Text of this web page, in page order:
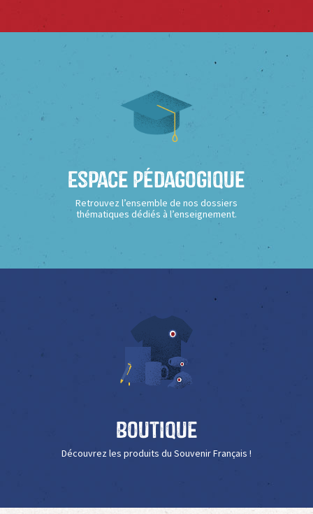
Espace Pédagogique
Retrouvez l’ensemble de nos dossiers
thématiques dédiés à l’enseignement.
Boutique
Découvrez les produits du Souvenir Français !